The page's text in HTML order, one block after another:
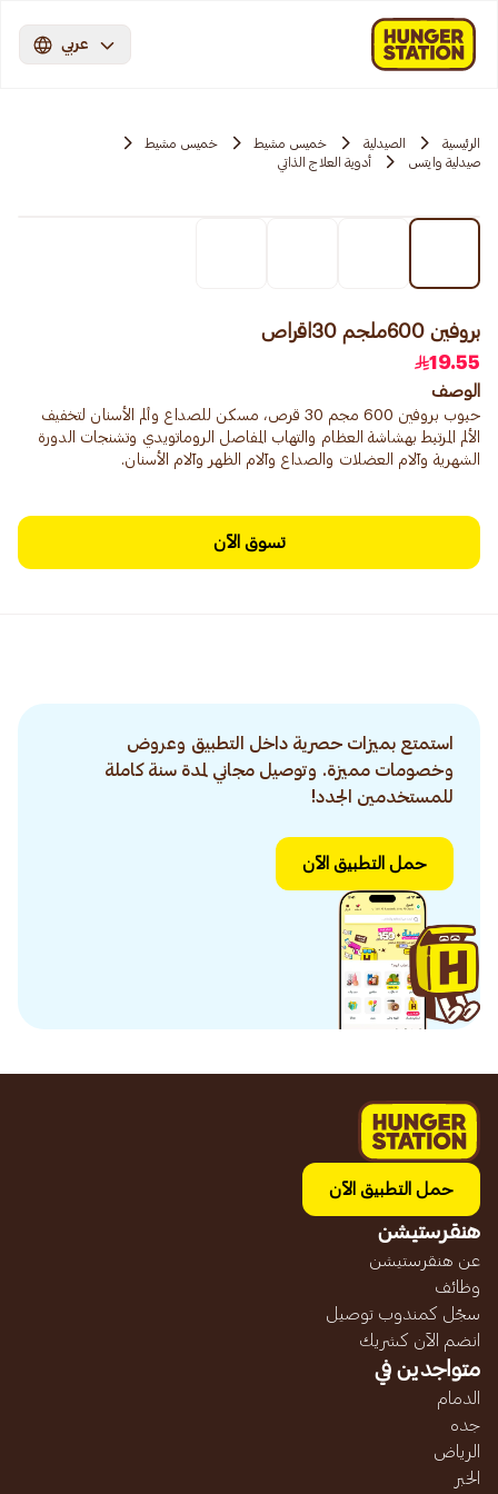
عربي
الرئيسية الصيدلية خميس مشيط
خميس مشيط
صيدلية وايتس
أدوية العلاج الذاتي
بروفين 600ملجم 30اقراص
19.55
الوصف
حبوب بروفين 600 مجم 30 قرص، مسكن للصداع وألم الأسنان لتخفيف
الألم المرتبط بهشاشة العظام والتهاب المفاصل الروماتويدي وتشنجات الدورة
الشهرية وآلام العضلات والصداع وآلام الظهر وآلام الأسنان.
تسوق الآن
استمتع بميزات حصرية داخل التطبيق وعروض
وخصومات مميزة. وتوصيل مجاني لمدة سنة كاملة
للمستخدمين الجدد!
حمل التطبيق الآن
حمل التطبيق الآن
هنقرستيشن
عن هنقرستيشن
وظائف
سجّل كمندوب توصيل
انضم الآن كشريك
متواجدين في
الدمام
جده
الرياض
الخبر